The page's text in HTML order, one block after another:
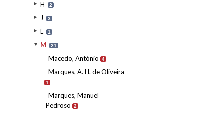
H 2
J 3
L 1
M 21
Macedo, António 4
Marques, A. H. de Oliveira
1
Marques, Manuel
Pedroso
2